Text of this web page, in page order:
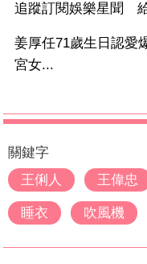
追蹤訂閱娛樂星聞
姜厚任71歲生日認愛
宮女...
關鍵字
王俐人
王偉忠
睡衣 吹風機